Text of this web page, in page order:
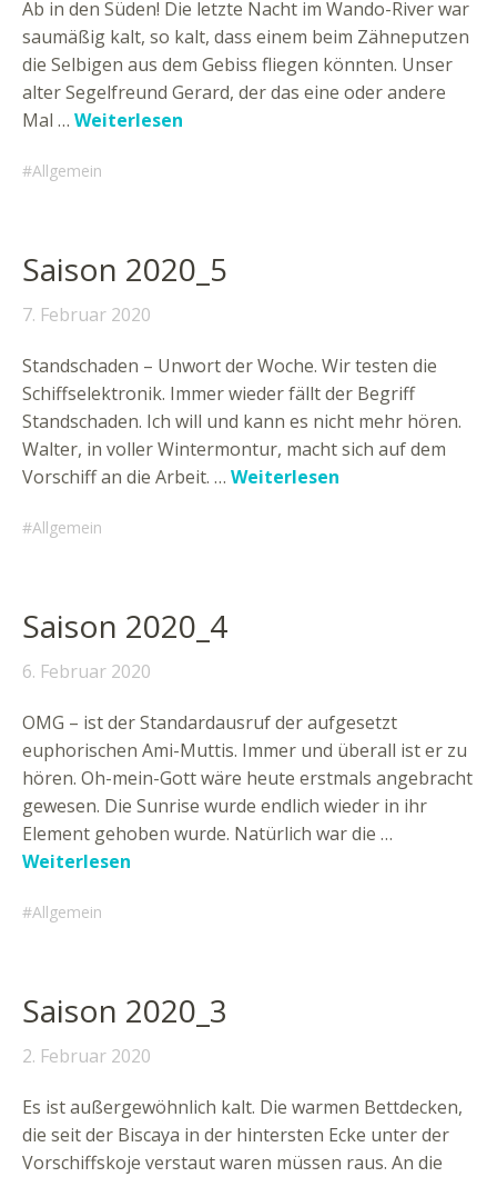
Ab in den Süden! Die letzte Nacht im Wando-River war
saumäßig kalt, so kalt, dass einem beim Zähneputzen
die Selbigen aus dem Gebiss fliegen könnten. Unser
alter Segelfreund Gerard, der das eine oder andere
Mal … Weiterlesen
Allgemein
Saison 2020_5
7. Februar 2020
Standschaden – Unwort der Woche. Wir testen die
Schiffselektronik. Immer wieder fällt der Begriff
Standschaden. Ich will und kann es nicht mehr hören.
Walter, in voller Wintermontur, macht sich auf dem
Vorschiff an die Arbeit. … Weiterlesen
Allgemein
Saison 2020_4
6. Februar 2020
OMG – ist der Standardausruf der aufgesetzt
euphorischen Ami-Muttis. Immer und überall ist er zu
hören. Oh-mein-Gott wäre heute erstmals angebracht
gewesen. Die Sunrise wurde endlich wieder in ihr
Element gehoben wurde. Natürlich war die …
Weiterlesen
Allgemein
Saison 2020_3
2. Februar 2020
Es ist außergewöhnlich kalt. Die warmen Bettdecken,
die seit der Biscaya in der hintersten Ecke unter der
Vorschiffskoje verstaut waren müssen raus. An die